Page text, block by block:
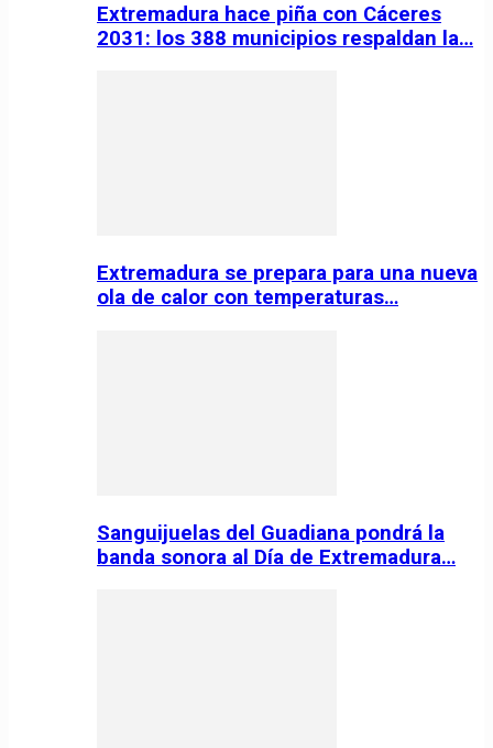
Extremadura hace piña con Cáceres
2031: los 388 municipios respaldan la…
Extremadura se prepara para una nueva
ola de calor con temperaturas…
Sanguijuelas del Guadiana pondrá la
banda sonora al Día de Extremadura…